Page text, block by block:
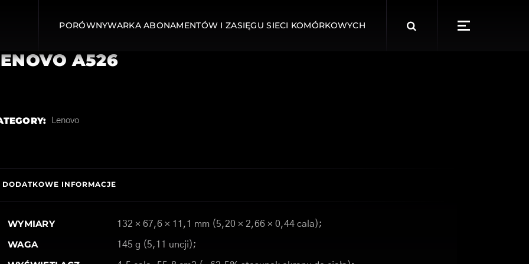
PORÓWNYWARKA ABONAMENTÓW I ZASIĘGU SIECI KOMÓRKOWYCH
for:
A526
Lenovo
DODATKOWE INFORMACJE
WYMIARY 132 × 67,6 × 11,1 mm (5,20 × 2,66 × 0,44 cala);
WAGA 145 g (5,11 uncji);